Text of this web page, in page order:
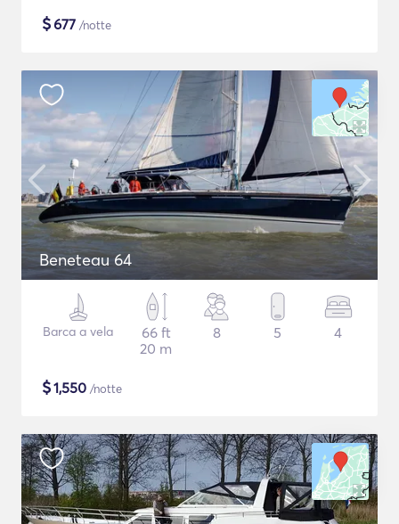
$677 /notte
Beneteau 64
Barca a vela
66 ft
20 m
8 5 4
$1,550 /notte